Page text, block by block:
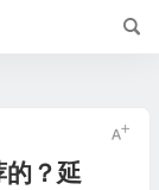
？延